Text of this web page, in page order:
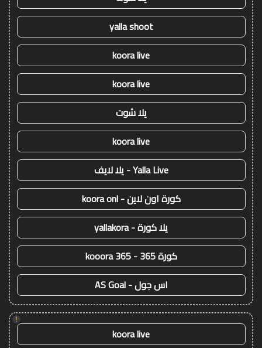
yalla shoot
koora live
koora live
يلا شوت
koora live
Yalla Live - يلا لايف
كورة اون لاين - koora onl
يلا كورة - yallakora
كورة 365 - kooora 365
اس جول - AS Goal
!
koora live